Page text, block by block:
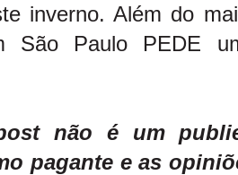
inverno. Além do
São Paulo PEDE
não é um
pagante e as